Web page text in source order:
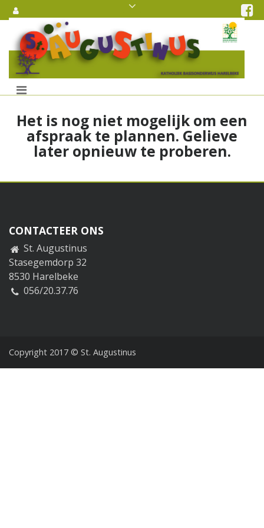
Skip
to
content
Het is nog niet mogelijk om een
afspraak te plannen. Gelieve
later opnieuw te proberen.
CONTACTEER ONS
St. Augustinus
Stasegemdorp 32
8530 Harelbeke
056/20.37.76
Copyright 2017 © St. Augustinus
LEERKRACHTEN